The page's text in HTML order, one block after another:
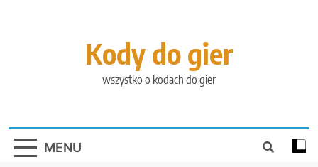
Kody do gier
wszystko o kodach do gier
MENU